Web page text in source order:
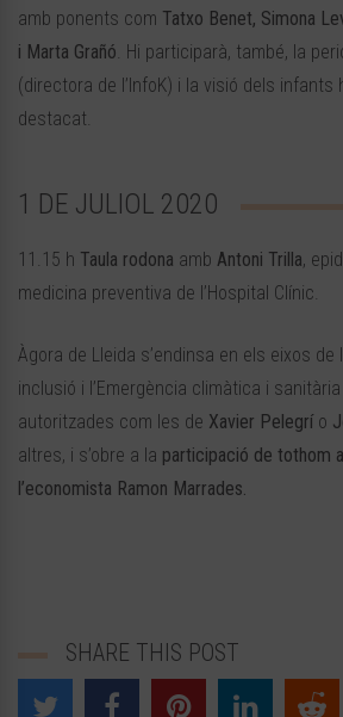
amb ponents com Tatxo Benet, Simona
i Marta Grañó. Hi participarà, també, la
(directora de l’InfoK) i la visió dels infants
destacat.
1 DE JULIOL 2020
11.15 h Taula rodona amb Antoni Trilla,
medicina preventiva de l’Hospital Clínic.
Àgora de Lleida s’endinsa en els eixos
inclusió i l’Emergència climàtica i
autoritzades com les de Xavier Pelegrí o
altres, i s’obre a la participació de tothom
l’economista Ramon Marrades.
SHARE THIS POST